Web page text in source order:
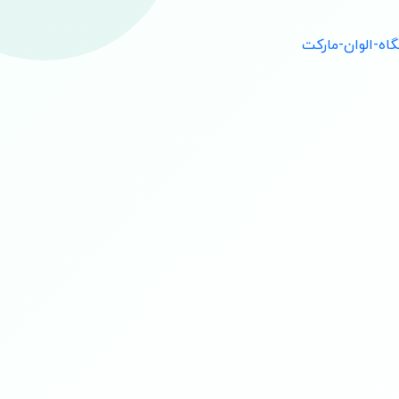
و خارجی عرضه می‌کند. فروشندگان لوازم
بهره‌مند شوند. تمام محصولات با گارانتی